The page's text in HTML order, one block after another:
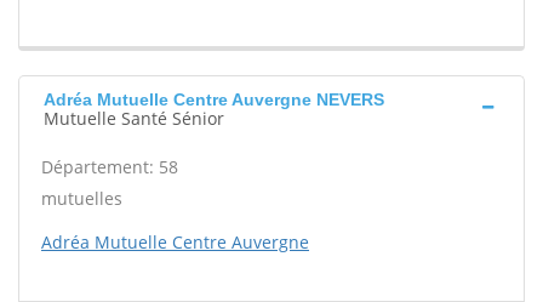
Adréa Mutuelle Centre Auvergne NEVERS
Mutuelle Santé Sénior
Département: 58
mutuelles
Adréa Mutuelle Centre Auvergne